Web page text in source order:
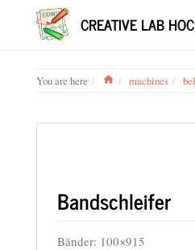
CREATIVE LAB
You are here Homemachines
Bandschleifer
Bänder: 100×915